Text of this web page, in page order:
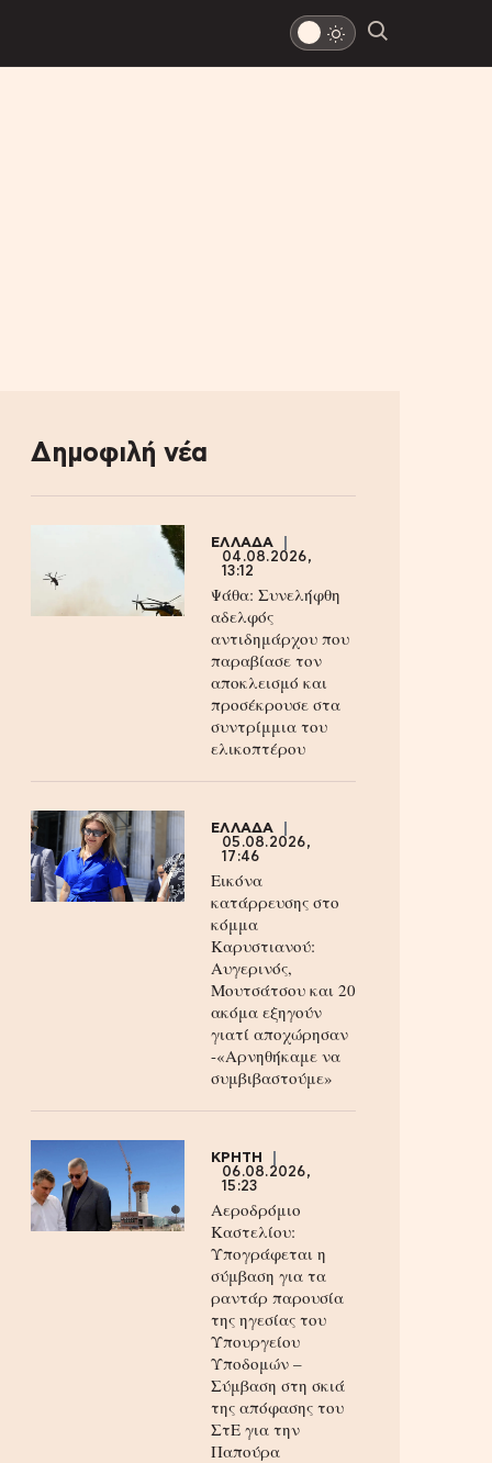
Δημοφιλή νέα
ΕΛΛΑΔΑ
04.08.2026,
13:12
Ψάθα: Συνελήφθη
αδελφός
αντιδημάρχου που
παραβίασε τον
αποκλεισμό και
προσέκρουσε στα
συντρίμμια του
ελικοπτέρου
ΕΛΛΑΔΑ
05.08.2026,
17:46
Εικόνα
κατάρρευσης στο
κόμμα
Καρυστιανού:
Αυγερινός,
Μουτσάτσου και 20
ακόμα εξηγούν
γιατί αποχώρησαν
-«Αρνηθήκαμε να
συμβιβαστούμε»
ΚΡΗΤΗ
06.08.2026,
15:23
Αεροδρόμιο
Καστελίου:
Υπογράφεται η
σύμβαση για τα
ραντάρ παρουσία
της ηγεσίας του
Υπουργείου
Υποδομών –
Σύμβαση στη σκιά
της απόφασης του
ΣτΕ για την
Παπούρα